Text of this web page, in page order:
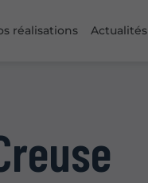
réalisations Actualités